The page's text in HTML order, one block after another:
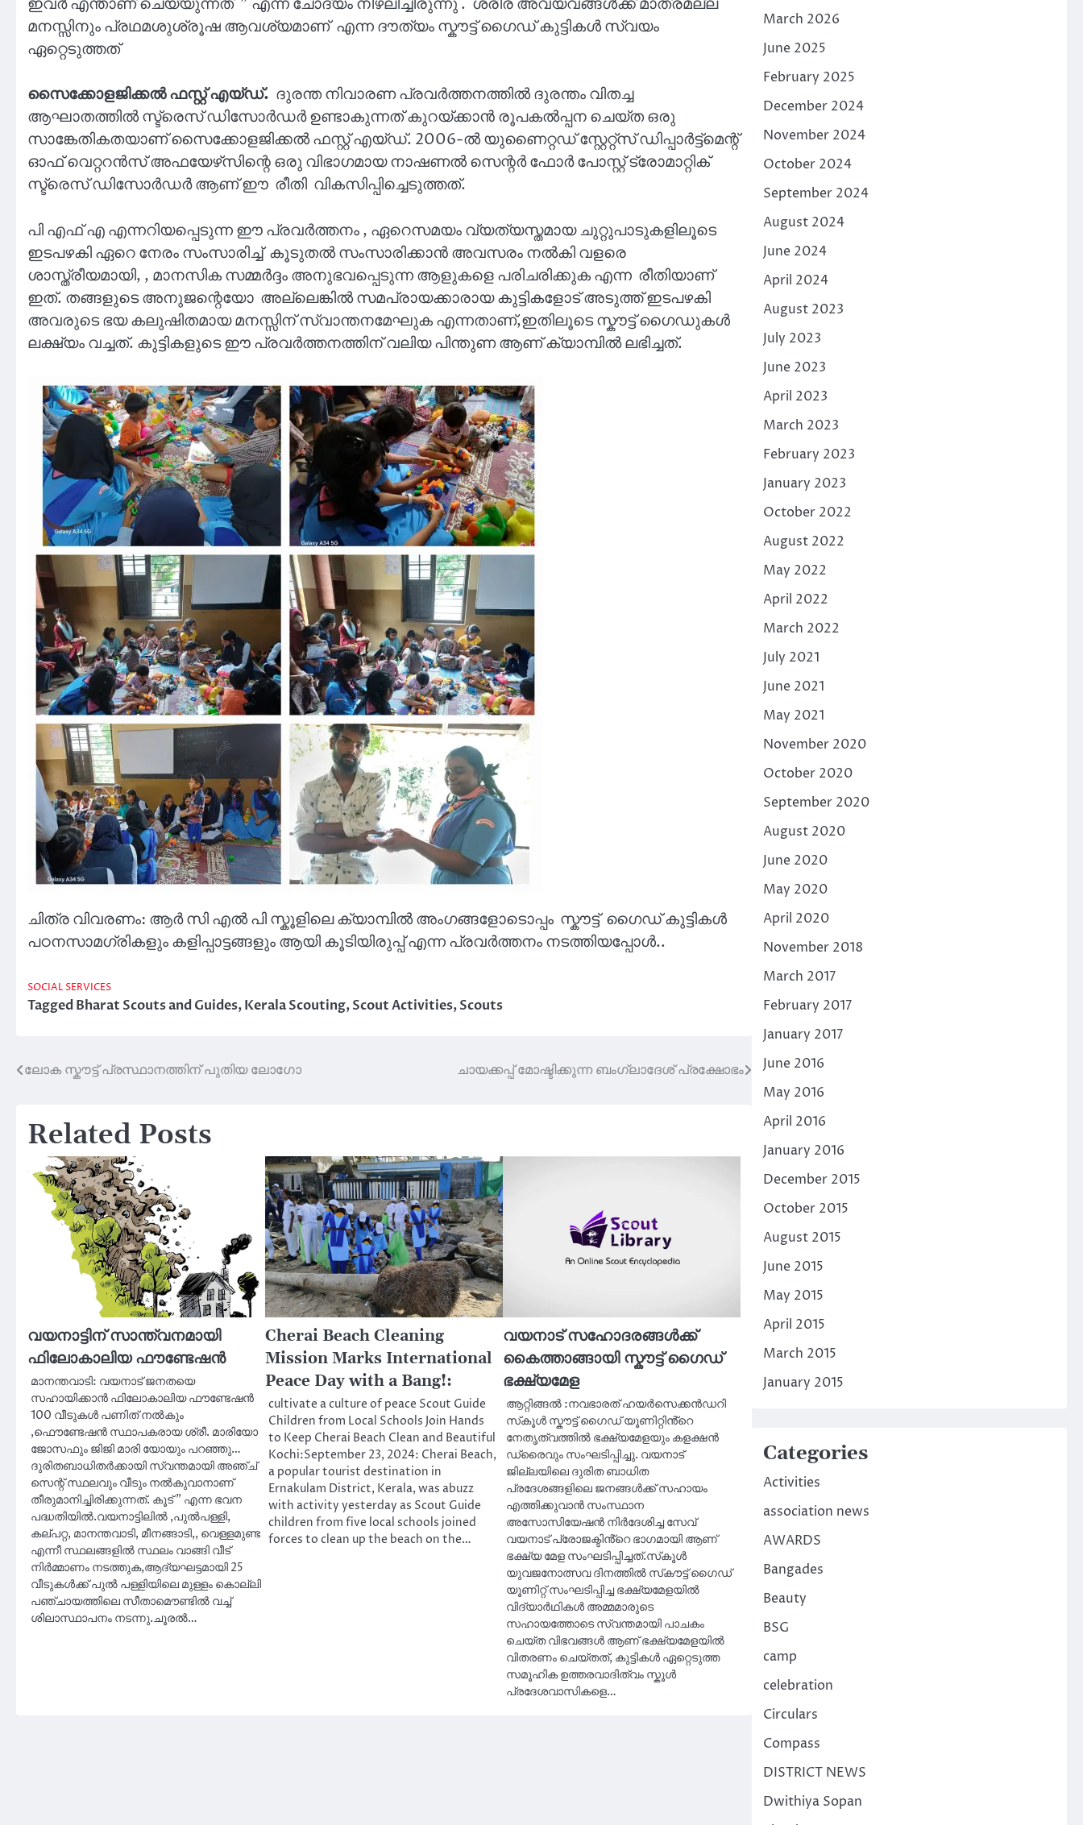
മനസ്സിനും പ്രഥമശുശ്രൂഷ ആവശ്യമാണ് എന്ന ദൗത്യം സ്കൗട്ട് ഗൈഡ് കുട്ടികൾ സ്വയം
ഏറ്റെടുത്തത്
സൈക്കോളജിക്കൽ ഫസ്റ്റ് എയ്ഡ്. ദുരന്ത നിവാരണ പ്രവർത്തനത്തിൽ ദുരന്തം വിതച്ച
ആഘാതത്തിൽ സ്ട്രെസ് ഡിസോർഡർ ഉണ്ടാകുന്നത് കുറയ്ക്കാൻ രൂപകൽപ്പന ചെയ്ത ഒരു
സാങ്കേതികതയാണ് സൈക്കോളജിക്കൽ ഫസ്റ്റ് എയ്ഡ്. 2006-ൽ യുണൈറ്റഡ് സ്റ്റേറ്റ്സ് ഡിപ്പാർട്ട്‌മെന്റ്
ഓഫ് വെറ്ററൻസ് അഫയേഴ്‌സിന്റെ ഒരു വിഭാഗമായ നാഷണൽ സെന്റർ ഫോർ പോസ്റ്റ് ട്രോമാറ്റിക്
സ്ട്രെസ് ഡിസോർഡർ ആണ് ഈ രീതി വികസിപ്പിച്ചെടുത്തത്.
പി എഫ് എ എന്നറിയപ്പെടുന്ന ഈ പ്രവർത്തനം , ഏറെസമയം വ്യത്യസ്തമായ ചുറ്റുപാടുകളിലൂടെ
ഇടപഴകി ഏറെ നേരം സംസാരിച്ച് കൂടുതൽ സംസാരിക്കാൻ അവസരം നൽകി വളരെ
ശാസ്ത്രീയമായി, , മാനസിക സമ്മർദ്ദം അനുഭവപ്പെടുന്ന ആളുകളെ പരിചരിക്കുക എന്ന രീതിയാണ്
ഇത്. തങ്ങളുടെ അനുജന്റെയോ അല്ലെങ്കിൽ സമപ്രായക്കാരായ കുട്ടികളോട് അടുത്ത് ഇടപഴകി
അവരുടെ ഭയ കലുഷിതമായ മനസ്സിന് സ്വാന്തനമേഘുക എന്നതാണ്,ഇതിലൂടെ സ്കൗട്ട് ഗൈഡുകൾ
ലക്ഷ്യം വച്ചത്. കുട്ടികളുടെ ഈ പ്രവർത്തനത്തിന് വലിയ പിന്തുണ ആണ് ക്യാമ്പിൽ ലഭിച്ചത്.
ചിത്ര വിവരണം: ആർ സി എൽ പി സ്കൂളിലെ ക്യാമ്പിൽ അംഗങ്ങളോടൊപ്പം സ്കൗട്ട് ഗൈഡ് കുട്ടികൾ
പഠനസാമഗ്രികളും കളിപ്പാട്ടങ്ങളും ആയി കൂടിയിരുപ്പ് എന്ന പ്രവർത്തനം നടത്തിയപ്പോൾ..
SOCIAL SERVICES
TaggedBharat Scouts and Guides,Kerala Scouting,Scout Activities,Scouts
Post
ലോക സ്കൗട്ട് പ്രസ്ഥാനത്തിന് പുതിയ ലോഗോ ചായക്കപ്പ് മോഷ്ടിക്കുന്ന ബംഗ്ലാദേശ് പ്രക്ഷോഭം
Related Posts
വയനാട്ടിന് സാന്ത്വനമായി
ഫിലോകാലിയ ഫൗണ്ടേഷൻ
മാനന്തവാടി: വയനാട് ജനതയെ
സഹായിക്കാൻ ഫിലോകാലിയ ഫൗണ്ടേഷൻ
100 വീടുകൾ പണിത് നൽകും
,ഫൌണ്ടേഷൻ സ്ഥാപകരായ ശ്രീ. മാരിയോ
ജോസഫും ജിജി മാരി യോയും പറഞ്ഞു…
ദുരിതബാധിതർക്കായി സ്വന്തമായി അഞ്ച്
സെന്റ് സ്ഥലവും വീടും നൽകുവാനാണ്
തീരുമാനിച്ചിരിക്കുന്നത്. കൂട് ” എന്ന ഭവന
പദ്ധതിയിൽ.വയനാട്ടിലിൽ ,പുൽപള്ളി,
കല്പറ്റ, മാനന്തവാടി, മീനങ്ങാടി,, വെള്ളമുണ്ട
എന്നീ സ്ഥലങ്ങളിൽ സ്ഥലം വാങ്ങി വീട്
നിർമ്മാണം നടത്തുക,ആദ്യഘട്ടമായി 25
വീടുകൾക്ക് പുൽ പള്ളിയിലെ മുള്ളം കൊല്ലി
പഞ്ചായത്തിലെ സീതാമൌണ്ടിൽ വച്ച്
ശിലാസ്ഥാപനം നടന്നു.ചൂരൽ…
Cherai Beach Cleaning
Mission Marks International
Peace Day with a Bang!:
cultivate a culture of peace Scout Guide
Children from Local Schools Join Hands
to Keep Cherai Beach Clean and Beautiful
Kochi:September 23, 2024: Cherai Beach,
a popular tourist destination in
Ernakulam District, Kerala, was abuzz
with activity yesterday as Scout Guide
children from five local schools joined
forces to clean up the beach on the…
വയനാട് സഹോദരങ്ങൾക്ക്
കൈത്താങ്ങായി സ്കൗട്ട് ഗൈഡ്
ഭക്ഷ്യമേള
ആറ്റിങ്ങൽ :നവഭാരത് ഹയർസെക്കൻഡറി
സ്‌കൂൾ സ്കൗട്ട് ഗൈഡ് യൂണിറ്റിൻ്റെ
നേതൃത്വത്തിൽ ഭക്ഷ്യമേളയും കളക്ഷൻ
ഡ്രൈവും സംഘടിപ്പിച്ചു. വയനാട്
ജില്ലയിലെ ദുരിത ബാധിത
പ്രദേശങ്ങളിലെ ജനങ്ങൾക്ക് സഹായം
എത്തിക്കുവാൻ സംസ്ഥാന
അസോസിയേഷൻ നിർദേശിച്ച സേവ്
വയനാട് പ്രോജക്ടിൻ്റെ ഭാഗമായി ആണ്
ഭക്ഷ്യ മേള സംഘടിപ്പിച്ചത്.സ്‌കൂൾ
യുവജനോത്സവ ദിനത്തിൽ സ്‌കൗട്ട് ഗൈഡ്
യൂണിറ്റ് സംഘടിപ്പിച്ച ഭക്ഷ്യമേളയിൽ
വിദ്യാർഥികൾ അമ്മമാരുടെ
സഹായത്തോടെ സ്വന്തമായി പാചകം
ചെയ്ത വിഭവങ്ങൾ ആണ് ഭക്ഷ്യമേളയിൽ
വിതരണം ചെയ്തത്, കുട്ടികൾ ഏറ്റെടുത്ത
സമൂഹിക ഉത്തരവാദിത്വം സ്കൂൾ
പ്രദേശവാസികളെ…
March 2026
June 2025
February 2025
December 2024
November 2024
October 2024
September 2024
August 2024
June 2024
April 2024
August 2023
July 2023
June 2023
April 2023
March 2023
February 2023
January 2023
October 2022
August 2022
May 2022
April 2022
March 2022
July 2021
June 2021
May 2021
November 2020
October 2020
September 2020
August 2020
June 2020
May 2020
April 2020
November 2018
March 2017
February 2017
January 2017
June 2016
May 2016
April 2016
January 2016
December 2015
October 2015
August 2015
June 2015
May 2015
April 2015
March 2015
January 2015
Categories
Activities
association news
AWARDS
Bangades
Beauty
BSG
camp
celebration
Circulars
Compass
DISTRICT NEWS
Dwithiya Sopan